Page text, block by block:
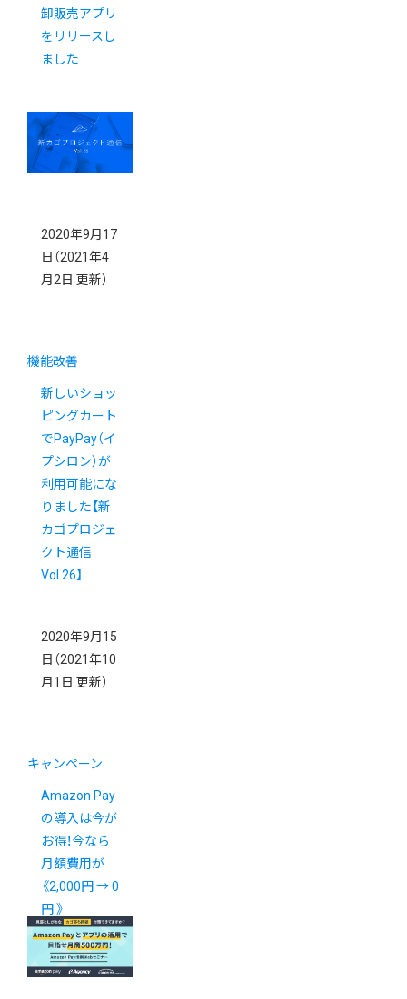
卸販売アプリ
をリリースし
ました
2020年9月17
日 （2021年4
月2日 更新）
機能改善
新しいショッ
ピングカート
でPayPay（イ
プシロン）が
利用可能にな
りました【新
カゴプロジェ
クト通信
Vol.26】
2020年9月15
日 （2021年10
月1日 更新）
キャンペーン
Amazon Pay
の導入は今が
お得！今なら
月額費用が
《2,000円 → 0
円 》